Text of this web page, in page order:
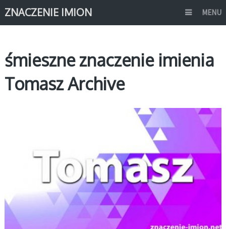
ZNACZENIE IMION MENU
śmieszne znaczenie imienia
Tomasz Archive